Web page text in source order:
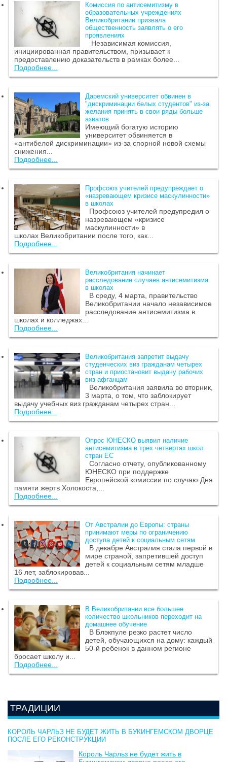
Комиссия по антисемитизму в
образовательных учреждениях
Великобритании призвала
общественность заявлять о его
проявлениях
Независимая комиссия,
инициированная правительством, призывает к
предоставлению доказательств в рамках более...
Подробнее...
Даремский университет обвинен в
"дискриминации белых студентов" из-за
желания принять в свои ряды больше
азиатов
Имеющий богатую историю
университет обвиняется в
«антибелой дискриминации» из-за спорной новой схемы
снижения...
Подробнее...
Профсоюз учителей предупреждает о
«назревающем кризисе маскулинности»
в школах
Профсоюз учителей предупредил о
назревающем «кризисе
маскулинности» в
школах Великобритании после того, как...
Подробнее...
Великобритания начинает
расследование случаев антисемитизма
в школах
В среду, 4 марта, правительство
Великобритании начало независимое
расследование антисемитизма в
школах и колледжах...
Подробнее...
Великобритания запретит выдачу
студенческих виз гражданам четырех
стран и приостановит выдачу рабочих
виз афганцам
Великобритания заявила во вторник,
3 марта, о том, что заблокирует
выдачу учебных виз гражданам четырех стран...
Подробнее...
Опрос ЮНЕСКО выявил наличие
антисемитизма в трех четвертях школ
стран ЕС
Согласно отчету, опубликованному
ЮНЕСКО при поддержке
Европейской комиссии по случаю Дня
памяти жертв Холокоста,...
Подробнее...
От Австралии до Европы: страны
принимают меры по ограничению
доступа детей к социальным сетям
В декабре Австралия стала первой в
мире страной, запретившей доступ
детей к социальным сетям младше
16 лет, заблокировав...
Подробнее...
В Великобритании все большее
количество школьников переходит на
домашнее обучение
В Блэкпуле резко растет число
детей, обучающихся на дому: каждый
50-й ребенок в данном регионе
бросает школу и...
Подробнее...
ТРАДИЦИИ
КОРОЛЬ ЧАРЛЬЗ НЕ БУДЕТ ЖИТЬ В БУКИНГЕМСКОМ ДВОРЦЕ
ПОСЛЕ ЕГО РЕКОНСТРУКЦИИ
Король Чарльз не будет жить в